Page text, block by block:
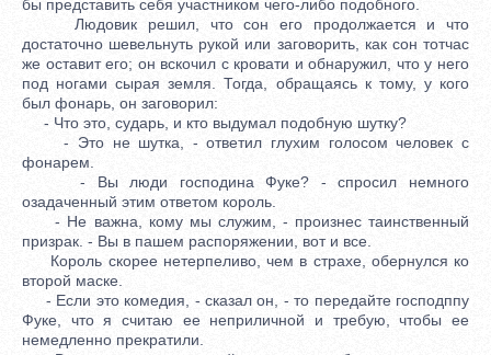
бы представить себя участником чего-либо подобного.
Людовик решил, что сон его продолжается и что
достаточно шевельнуть рукой или заговорить, как сон тотчас
же оставит его; он вскочил с кровати и обнаружил, что у него
под ногами сырая земля. Тогда, обращаясь к тому, у кого
был фонарь, он заговорил:
- Что это, сударь, и кто выдумал подобную шутку?
- Это не шутка, - ответил глухим голосом человек с
фонарем.
- Вы люди господина Фуке? - спросил немного
озадаченный этим ответом король.
- Не важна, кому мы служим, - произнес таинственный
призрак. - Вы в пашем распоряжении, вот и все.
Король скорее нетерпеливо, чем в страхе, обернулся ко
второй маске.
- Если это комедия, - сказал он, - то передайте господппу
Фуке, что я считаю ее неприличной и требую, чтобы ее
немедленно прекратили.